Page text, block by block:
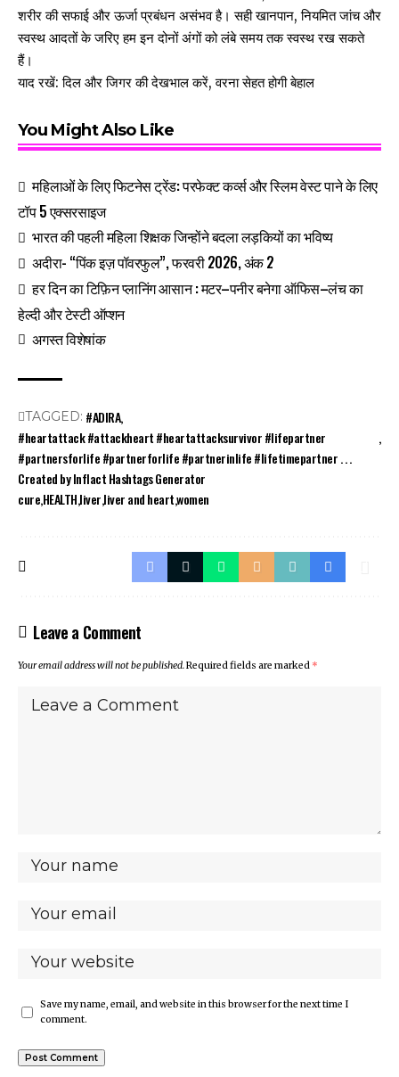
शरीर की सफाई और ऊर्जा प्रबंधन असंभव है। सही खानपान, नियमित जांच और
स्वस्थ आदतों के जरिए हम इन दोनों अंगों को लंबे समय तक स्वस्थ रख सकते
हैं।
याद रखें: दिल और जिगर की देखभाल करें, वरना सेहत होगी बेहाल
You Might Also Like
महिलाओं के लिए फिटनेस ट्रेंड: परफेक्ट कर्व्स और स्लिम वेस्ट पाने के लिए
टॉप 5 एक्सरसाइज
भारत की पहली महिला शिक्षक जिन्होंने बदला लड़कियों का भविष्य
अदीरा- “पिंक इज़ पॉवरफुल”, फरवरी 2026, अंक 2
हर दिन का टिफ़िन प्लानिंग आसान : मटर–पनीर बनेगा ऑफिस–लंच का
हेल्दी और टेस्टी ऑप्शन
अगस्त विशेषांक
TAGGED: #ADIRA
#heartattack #attackheart #heartattacksurvivor #lifepartner
#partnersforlife #partnerforlife #partnerinlife #lifetimepartner . . .
Created by Inflact Hashtags Generator
cureHEALTHliverliver and heartwomen
Leave a Comment
Your email address will not be published.Required fields are marked *
Save my name, email, and website in this browser for the next time I
comment.